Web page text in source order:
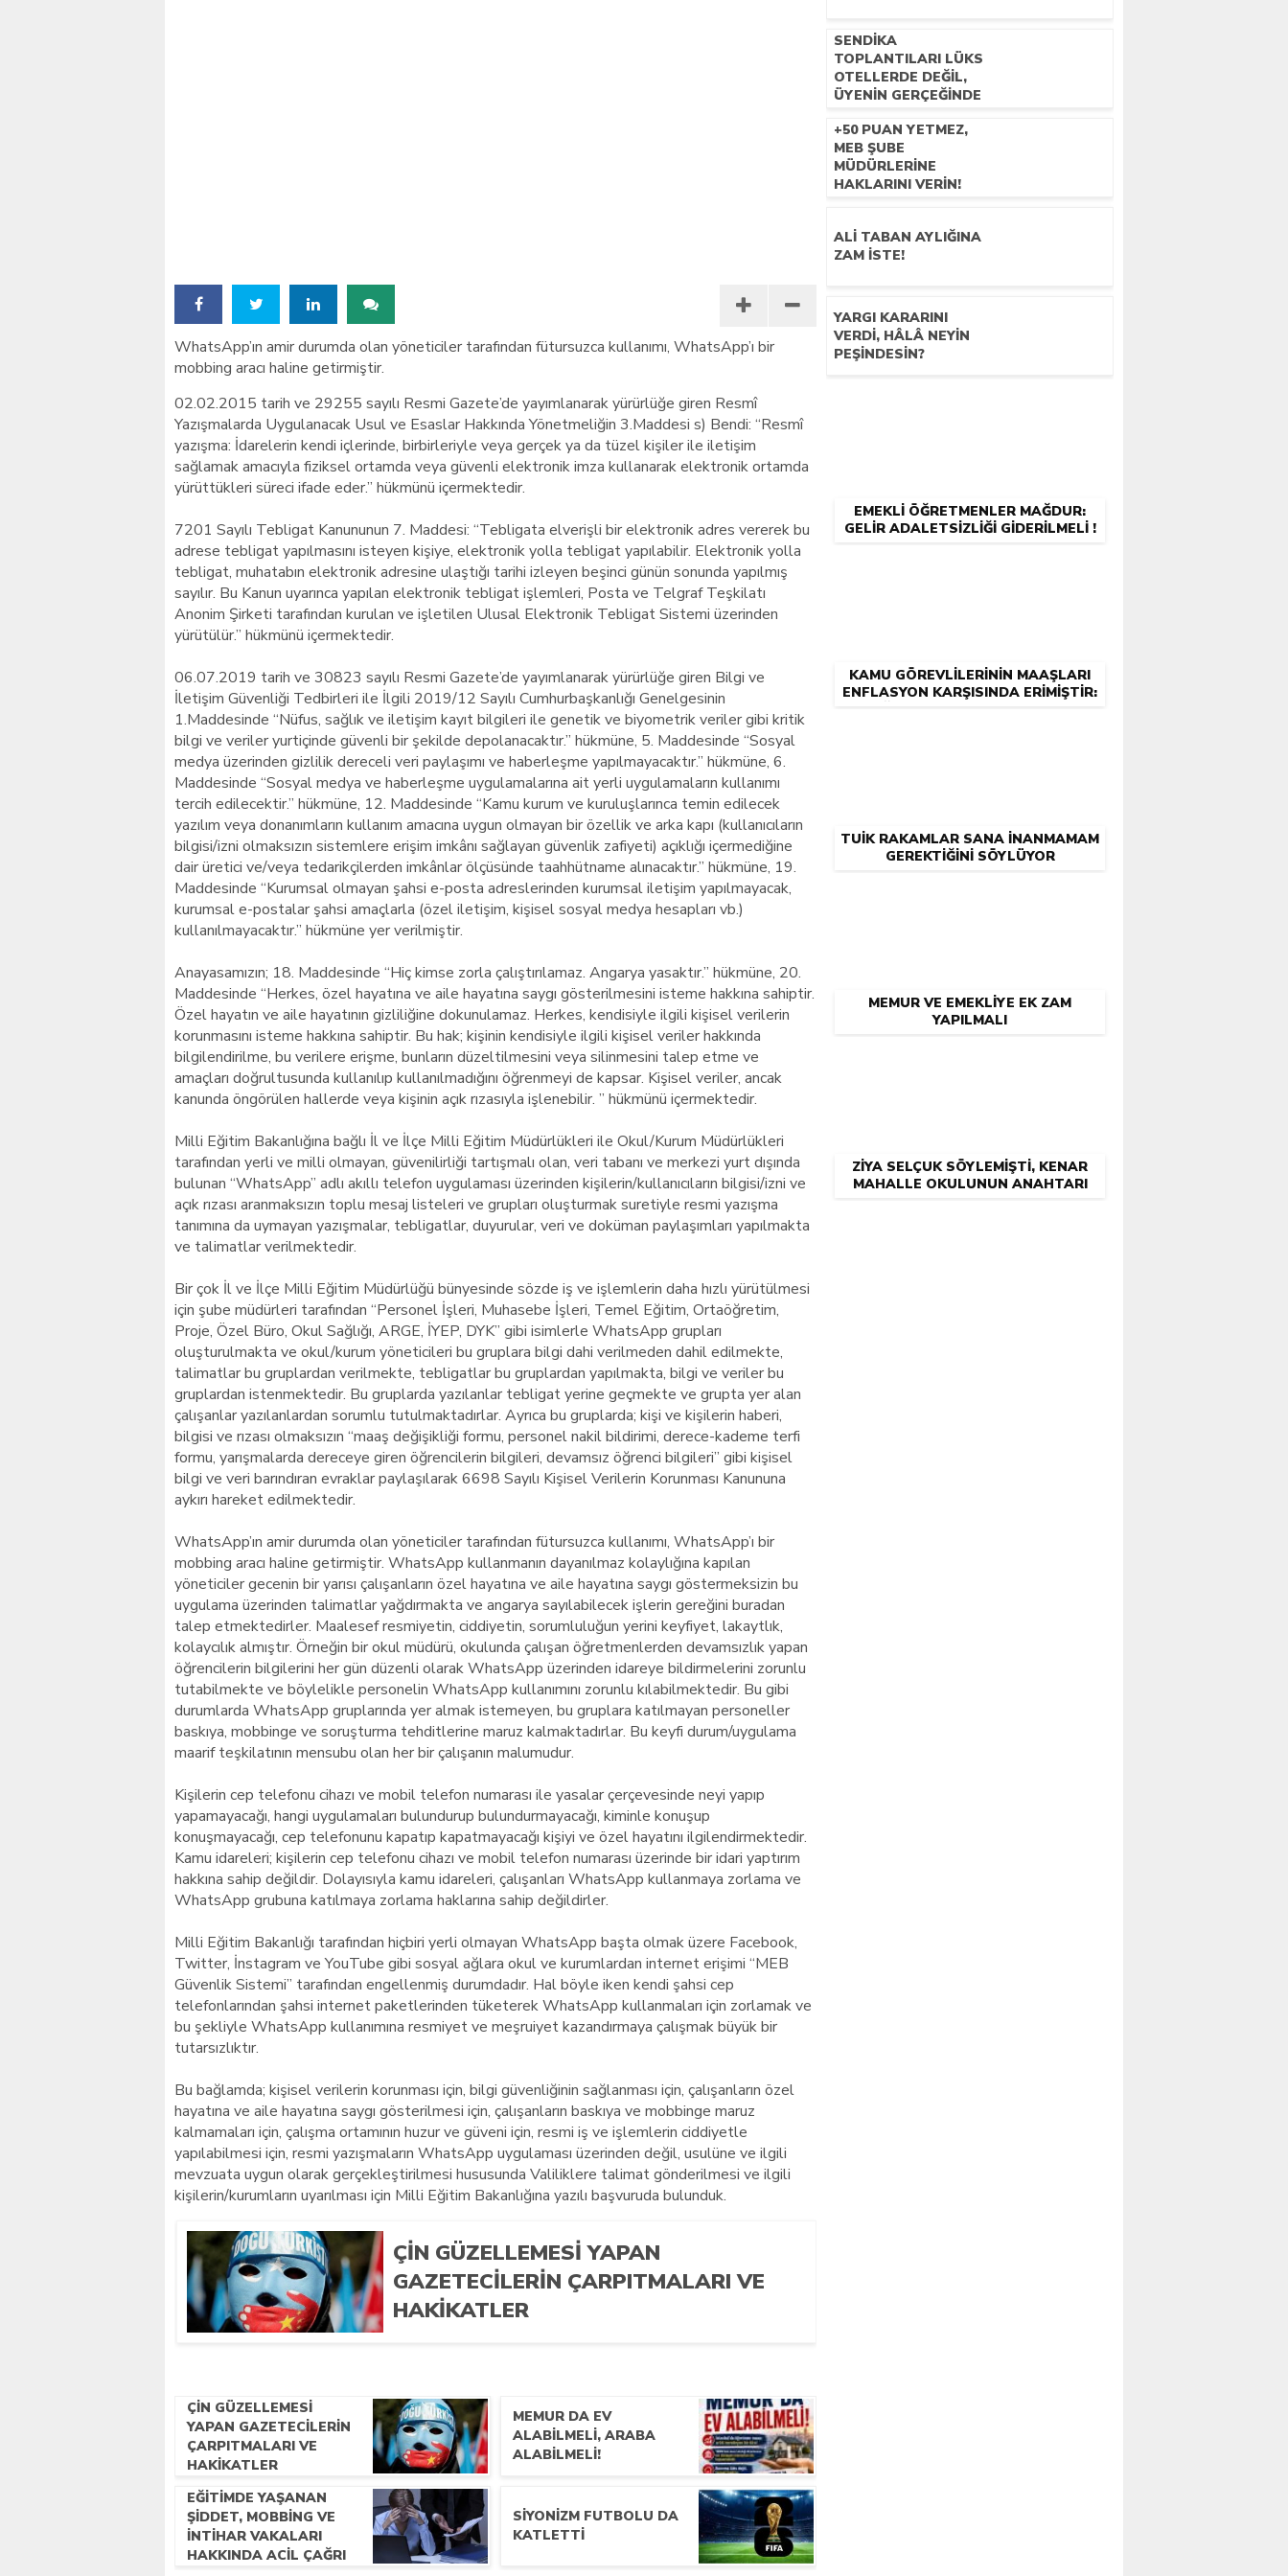
WhatsApp’ın amir durumda olan yöneticiler tarafından fütursuzca kullanımı, WhatsApp’ı bir
mobbing aracı haline getirmiştir.
02.02.2015 tarih ve 29255 sayılı Resmi Gazete’de yayımlanarak yürürlüğe giren Resmî
Yazışmalarda Uygulanacak Usul ve Esaslar Hakkında Yönetmeliğin 3.Maddesi s) Bendi: “Resmî
yazışma: İdarelerin kendi içlerinde, birbirleriyle veya gerçek ya da tüzel kişiler ile iletişim
sağlamak amacıyla fiziksel ortamda veya güvenli elektronik imza kullanarak elektronik ortamda
yürüttükleri süreci ifade eder.” hükmünü içermektedir.
7201 Sayılı Tebligat Kanununun 7. Maddesi: “Tebligata elverişli bir elektronik adres vererek bu
adrese tebligat yapılmasını isteyen kişiye, elektronik yolla tebligat yapılabilir. Elektronik yolla
tebligat, muhatabın elektronik adresine ulaştığı tarihi izleyen beşinci günün sonunda yapılmış
sayılır. Bu Kanun uyarınca yapılan elektronik tebligat işlemleri, Posta ve Telgraf Teşkilatı
Anonim Şirketi tarafından kurulan ve işletilen Ulusal Elektronik Tebligat Sistemi üzerinden
yürütülür.” hükmünü içermektedir.
06.07.2019 tarih ve 30823 sayılı Resmi Gazete’de yayımlanarak yürürlüğe giren Bilgi ve
İletişim Güvenliği Tedbirleri ile İlgili 2019/12 Sayılı Cumhurbaşkanlığı Genelgesinin
1.Maddesinde “Nüfus, sağlık ve iletişim kayıt bilgileri ile genetik ve biyometrik veriler gibi kritik
bilgi ve veriler yurtiçinde güvenli bir şekilde depolanacaktır.” hükmüne, 5. Maddesinde “Sosyal
medya üzerinden gizlilik dereceli veri paylaşımı ve haberleşme yapılmayacaktır.” hükmüne, 6.
Maddesinde “Sosyal medya ve haberleşme uygulamalarına ait yerli uygulamaların kullanımı
tercih edilecektir.” hükmüne, 12. Maddesinde “Kamu kurum ve kuruluşlarınca temin edilecek
yazılım veya donanımların kullanım amacına uygun olmayan bir özellik ve arka kapı (kullanıcıların
bilgisi/izni olmaksızın sistemlere erişim imkânı sağlayan güvenlik zafiyeti) açıklığı içermediğine
dair üretici ve/veya tedarikçilerden imkânlar ölçüsünde taahhütname alınacaktır.” hükmüne, 19.
Maddesinde “Kurumsal olmayan şahsi e-posta adreslerinden kurumsal iletişim yapılmayacak,
kurumsal e-postalar şahsi amaçlarla (özel iletişim, kişisel sosyal medya hesapları vb.)
kullanılmayacaktır.” hükmüne yer verilmiştir.
Anayasamızın; 18. Maddesinde “Hiç kimse zorla çalıştırılamaz. Angarya yasaktır.” hükmüne, 20.
Maddesinde “Herkes, özel hayatına ve aile hayatına saygı gösterilmesini isteme hakkına sahiptir.
Özel hayatın ve aile hayatının gizliliğine dokunulamaz. Herkes, kendisiyle ilgili kişisel verilerin
korunmasını isteme hakkına sahiptir. Bu hak; kişinin kendisiyle ilgili kişisel veriler hakkında
bilgilendirilme, bu verilere erişme, bunların düzeltilmesini veya silinmesini talep etme ve
amaçları doğrultusunda kullanılıp kullanılmadığını öğrenmeyi de kapsar. Kişisel veriler, ancak
kanunda öngörülen hallerde veya kişinin açık rızasıyla işlenebilir. ” hükmünü içermektedir.
Milli Eğitim Bakanlığına bağlı İl ve İlçe Milli Eğitim Müdürlükleri ile Okul/Kurum Müdürlükleri
tarafından yerli ve milli olmayan, güvenilirliği tartışmalı olan, veri tabanı ve merkezi yurt dışında
bulunan “WhatsApp” adlı akıllı telefon uygulaması üzerinden kişilerin/kullanıcıların bilgisi/izni ve
açık rızası aranmaksızın toplu mesaj listeleri ve grupları oluşturmak suretiyle resmi yazışma
tanımına da uymayan yazışmalar, tebligatlar, duyurular, veri ve doküman paylaşımları yapılmakta
ve talimatlar verilmektedir.
Bir çok İl ve İlçe Milli Eğitim Müdürlüğü bünyesinde sözde iş ve işlemlerin daha hızlı yürütülmesi
için şube müdürleri tarafından “Personel İşleri, Muhasebe İşleri, Temel Eğitim, Ortaöğretim,
Proje, Özel Büro, Okul Sağlığı, ARGE, İYEP, DYK” gibi isimlerle WhatsApp grupları
oluşturulmakta ve okul/kurum yöneticileri bu gruplara bilgi dahi verilmeden dahil edilmekte,
talimatlar bu gruplardan verilmekte, tebligatlar bu gruplardan yapılmakta, bilgi ve veriler bu
gruplardan istenmektedir. Bu gruplarda yazılanlar tebligat yerine geçmekte ve grupta yer alan
çalışanlar yazılanlardan sorumlu tutulmaktadırlar. Ayrıca bu gruplarda; kişi ve kişilerin haberi,
bilgisi ve rızası olmaksızın “maaş değişikliği formu, personel nakil bildirimi, derece-kademe terfi
formu, yarışmalarda dereceye giren öğrencilerin bilgileri, devamsız öğrenci bilgileri” gibi kişisel
bilgi ve veri barındıran evraklar paylaşılarak 6698 Sayılı Kişisel Verilerin Korunması Kanununa
aykırı hareket edilmektedir.
WhatsApp’ın amir durumda olan yöneticiler tarafından fütursuzca kullanımı, WhatsApp’ı bir
mobbing aracı haline getirmiştir. WhatsApp kullanmanın dayanılmaz kolaylığına kapılan
yöneticiler gecenin bir yarısı çalışanların özel hayatına ve aile hayatına saygı göstermeksizin bu
uygulama üzerinden talimatlar yağdırmakta ve angarya sayılabilecek işlerin gereğini buradan
talep etmektedirler. Maalesef resmiyetin, ciddiyetin, sorumluluğun yerini keyfiyet, lakaytlık,
kolaycılık almıştır. Örneğin bir okul müdürü, okulunda çalışan öğretmenlerden devamsızlık yapan
öğrencilerin bilgilerini her gün düzenli olarak WhatsApp üzerinden idareye bildirmelerini zorunlu
tutabilmekte ve böylelikle personelin WhatsApp kullanımını zorunlu kılabilmektedir. Bu gibi
durumlarda WhatsApp gruplarında yer almak istemeyen, bu gruplara katılmayan personeller
baskıya, mobbinge ve soruşturma tehditlerine maruz kalmaktadırlar. Bu keyfi durum/uygulama
maarif teşkilatının mensubu olan her bir çalışanın malumudur.
Kişilerin cep telefonu cihazı ve mobil telefon numarası ile yasalar çerçevesinde neyi yapıp
yapamayacağı, hangi uygulamaları bulundurup bulundurmayacağı, kiminle konuşup
konuşmayacağı, cep telefonunu kapatıp kapatmayacağı kişiyi ve özel hayatını ilgilendirmektedir.
Kamu idareleri; kişilerin cep telefonu cihazı ve mobil telefon numarası üzerinde bir idari yaptırım
hakkına sahip değildir. Dolayısıyla kamu idareleri, çalışanları WhatsApp kullanmaya zorlama ve
WhatsApp grubuna katılmaya zorlama haklarına sahip değildirler.
Milli Eğitim Bakanlığı tarafından hiçbiri yerli olmayan WhatsApp başta olmak üzere Facebook,
Twitter, İnstagram ve YouTube gibi sosyal ağlara okul ve kurumlardan internet erişimi “MEB
Güvenlik Sistemi” tarafından engellenmiş durumdadır. Hal böyle iken kendi şahsi cep
telefonlarından şahsi internet paketlerinden tüketerek WhatsApp kullanmaları için zorlamak ve
bu şekliyle WhatsApp kullanımına resmiyet ve meşruiyet kazandırmaya çalışmak büyük bir
tutarsızlıktır.
Bu bağlamda; kişisel verilerin korunması için, bilgi güvenliğinin sağlanması için, çalışanların özel
hayatına ve aile hayatına saygı gösterilmesi için, çalışanların baskıya ve mobbinge maruz
kalmamaları için, çalışma ortamının huzur ve güveni için, resmi iş ve işlemlerin ciddiyetle
yapılabilmesi için, resmi yazışmaların WhatsApp uygulaması üzerinden değil, usulüne ve ilgili
mevzuata uygun olarak gerçekleştirilmesi hususunda Valiliklere talimat gönderilmesi ve ilgili
kişilerin/kurumların uyarılması için Milli Eğitim Bakanlığına yazılı başvuruda bulunduk.
ÇİN GÜZELLEMESİ YAPAN
GAZETECİLERİN ÇARPITMALARI VE
HAKİKATLER
ÇİN GÜZELLEMESİ
YAPAN GAZETECİLERİN
ÇARPITMALARI VE
HAKİKATLER
MEMUR DA EV
ALABİLMELİ, ARABA
ALABİLMELİ!
EĞITIMDE YAŞANAN
ŞIDDET, MOBBING VE
İNTIHAR VAKALARI
HAKKINDA ACIL ÇAĞRI
SİYONİZM FUTBOLU DA
KATLETTİ
BİR KARARNAME DE
KARİYER TAZMİMATININ
EMEKLİLİKTE DEVAM ETMESİ
İÇİN İSTİYORUZ!
SENDIKA
TOPLANTILARI LÜKS
OTELLERDE DEĞIL,
ÜYENIN GERÇEĞINDE
+50 PUAN YETMEZ,
MEB ŞUBE
MÜDÜRLERİNE
HAKLARINI VERİN!
ALİ TABAN AYLIĞINA
ZAM İSTE!
YARGI KARARINI
VERDİ, HÂLÂ NEYİN
PEŞİNDESİN?
EMEKLİ ÖĞRETMENLER MAĞDUR:
GELİR ADALETSİZLİĞİ GİDERİLMELİ !
KAMU GÖREVLİLERİNİN MAAŞLARI
ENFLASYON KARŞISINDA ERİMİŞTİR:
TUİK RAKAMLAR SANA İNANMAMAM
GEREKTİĞİNİ SÖYLÜYOR
MEMUR VE EMEKLIYE EK ZAM
YAPILMALI
ZİYA SELÇUK SÖYLEMİŞTİ, KENAR
MAHALLE OKULUNUN ANAHTARI